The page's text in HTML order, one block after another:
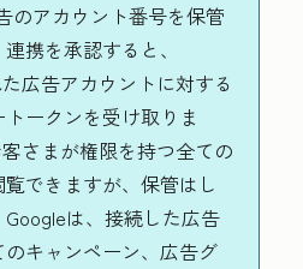
のアカウント番号を保管
携を承認すると、
広告アカウントに対する
ークンを受け取りま
さまが権限を持つ全ての
できますが、保管はし
は、接続した広告
キャンペーン、広告グ